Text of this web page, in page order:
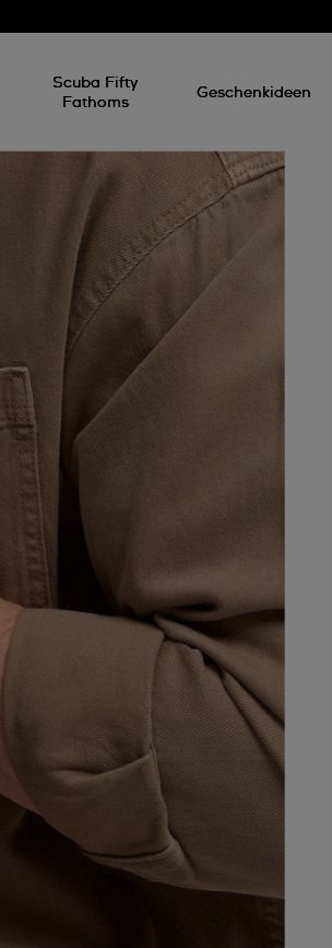
Scuba Fifty
Fathoms
Geschenkideen